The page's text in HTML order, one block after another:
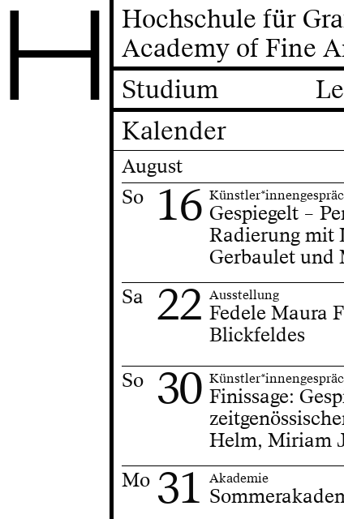
H
Hochschule für
Academy of Fine
Studium
Kalender
August
So
16 Gespiegelt –
Radierung mit
Gerbaulet und
Sa 22 Ausstellung
Fedele Maura
Blickfeldes
So 30 Finissage:
Helm, Miriam
Mo 31 Akademie